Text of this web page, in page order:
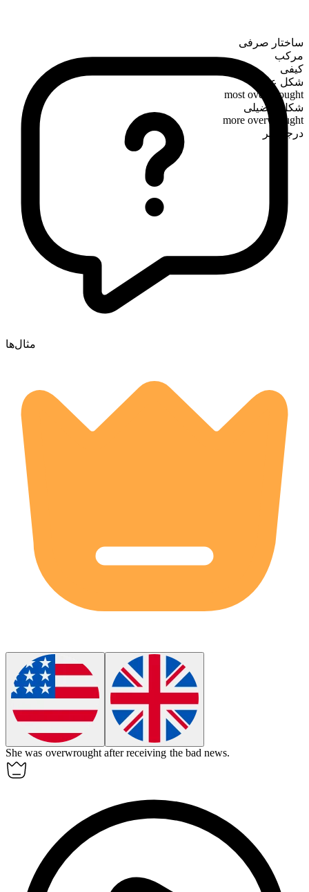
ساختار صرفی
مرکب
کیفی
شکل عالی
most overwrought
شکل تفضیلی
more overwrought
درجه‌پذیر
مثال‌ها
She was overwrought after receiving the bad news.